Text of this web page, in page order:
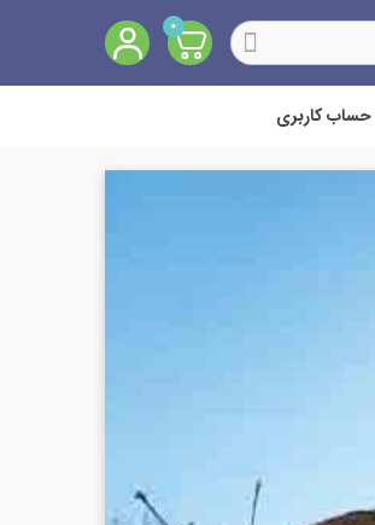
0
حساب کاربری